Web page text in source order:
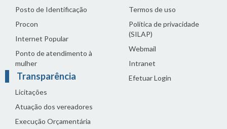
Posto de Identificação
Procon
Internet Popular
Ponto de atendimento à
mulher
Transparência
Licitações
Atuação dos vereadores
Execução Orçamentária
Termos de uso
Política de privacidade
(SILAP)
Webmail
Intranet
Efetuar Login